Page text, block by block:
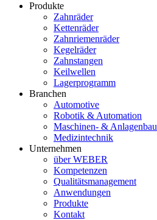
Produkte
Zahnräder
Kettenräder
Zahnriemenräder
Kegelräder
Zahnstangen
Keilwellen
Lagerprogramm
Branchen
Automotive
Robotik & Automation
Maschinen- & Anlagenbau
Medizintechnik
Unternehmen
über WEBER
Kompetenzen
Qualitätsmanagement
Anwendungen
Produkte
Kontakt